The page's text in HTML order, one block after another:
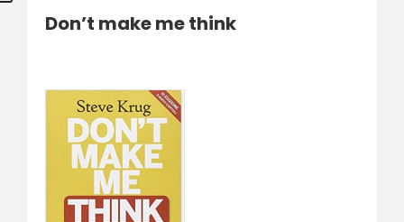
Don’t make me think